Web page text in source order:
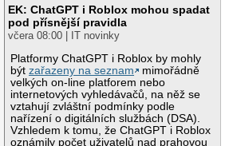
EK: ChatGPT i Roblox mohou spadat
pod přísnější pravidla
včera 08:00 | IT novinky
Platformy ChatGPT i Roblox by mohly
býtzařazeny na seznam
mimořádně
velkých on-line platforem nebo
internetových vyhledávačů, na něž se
vztahují zvláštní podmínky podle
nařízení o digitálních službách (DSA).
Vzhledem k tomu, že ChatGPT i Roblox
oznámily počet uživatelů nad prahovou